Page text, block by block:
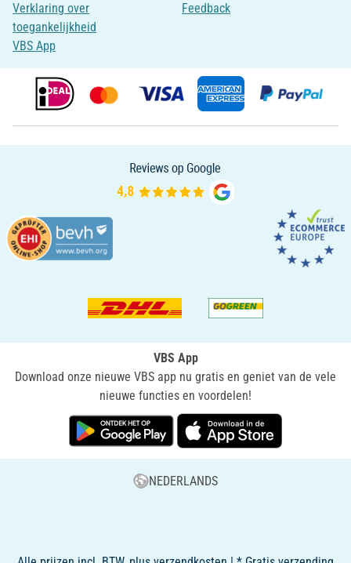
Verklaring over
toegankelijkheid
VBS App
Feedback
VBS App
Download onze nieuwe VBS app nu gratis en geniet van de vele
nieuwe functies en voordelen!
NEDERLANDS